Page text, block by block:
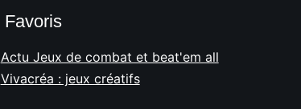
Favoris
Actu Jeux de combat et beat'em all
Vivacréa : jeux créatifs